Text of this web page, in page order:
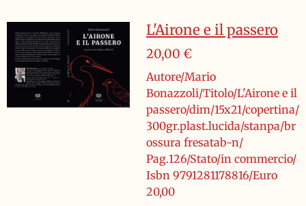
L'Airone e il passero
20,00 €
Autore/Mario
Bonazzoli/Titolo/L'Airone e il
passero/dim/15x21/copertina/
300gr.plast.lucida/stanpa/br
ossura fresatab-n/
Pag.126/Stato/in commercio/
Isbn 9791281178816/Euro
20,00